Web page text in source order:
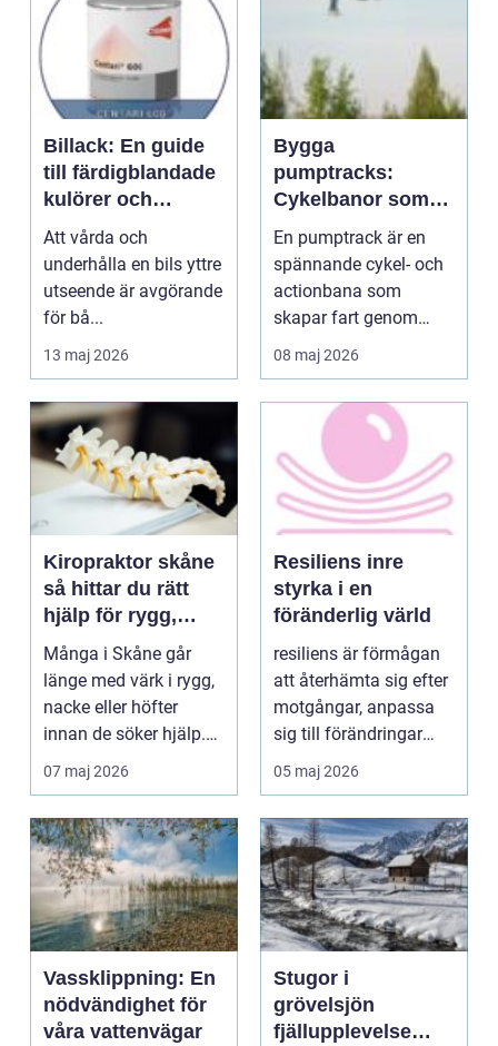
Billack: En guide
till färdigblandade
kulörer och
högkvalitativa
resultat
Att vårda och
underhålla en bils yttre
utseende är avgörande
för bå...
13 maj 2026
Bygga
pumptracks:
Cykelbanor som
lockar alla åldrar
En pumptrack är en
spännande cykel- och
actionbana som
skapar fart genom
pumpning istä...
08 maj 2026
Kiropraktor skåne
så hittar du rätt
hjälp för rygg,
nacke och leder
Många i Skåne går
länge med värk i rygg,
nacke eller höfter
innan de söker hjälp.
Ofta har smärtan s...
07 maj 2026
Resiliens inre
styrka i en
föränderlig värld
resiliens är förmågan
att återhämta sig efter
motgångar, anpassa
sig till förändringar
och samtidigt...
05 maj 2026
Vassklippning: En
nödvändighet för
våra vattenvägar
Stugor i
grövelsjön
fjällupplevelse